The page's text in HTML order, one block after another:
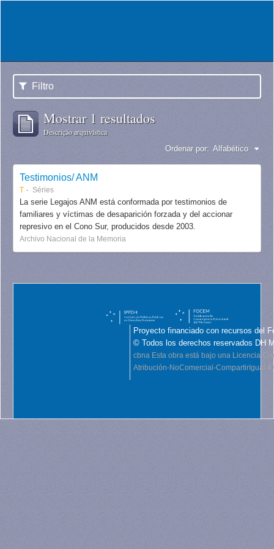
Filtro
Mostrar 1 resultados
Descrição arquivística
Ordenar por: Alfabético
Testimonios/ ANM
T Séries
La serie Legajos ANM está conformada por testimonios de
familiares y víctimas de desaparición forzada y del accionar
represivo en el Cono Sur, producidos desde 2003.
Archivo Nacional de la Memoria
Proyecto financiado con recursos del
© Todos los derechos reservados DH
cbna Esta obra está bajo una Licencia
Atribución-NoComercial-CompartirIgual